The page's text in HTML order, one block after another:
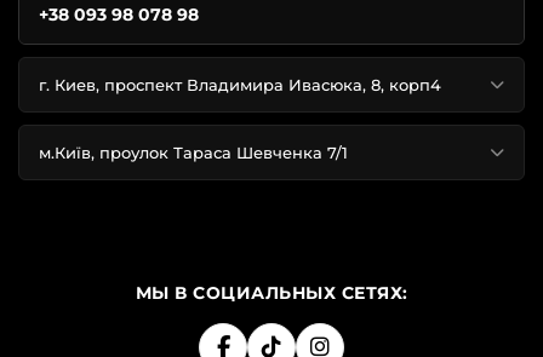
+38 093 98 078 98
г. Киев, проспект Владимира Ивасюка, 8, корп4
м.Київ, проулок Тараса Шевченка 7/1
МЫ В СОЦИАЛЬНЫХ СЕТЯХ: